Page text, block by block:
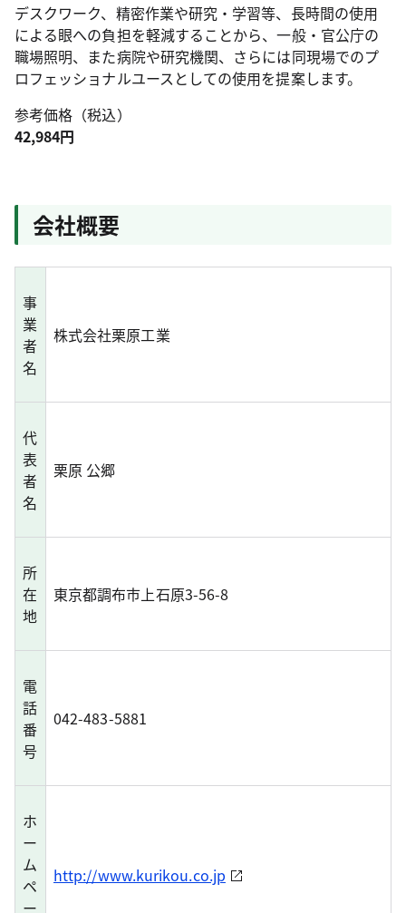
デスクワーク、精密作業や研究・学習等、長時間の使用
による眼への負担を軽減することから、一般・官公庁の
職場照明、また病院や研究機関、さらには同現場でのプ
ロフェッショナルユースとしての使用を提案します。
参考価格（税込）
42,984円
会社概要
事
業
者
名
株式会社栗原工業
代
表
者
名
栗原 公郷
所
在
地
東京都調布市上石原3-56-8
電
話
番
号
042-483-5881
ホ
ー
ム
ペ
ー
http://www.kurikou.co.jp